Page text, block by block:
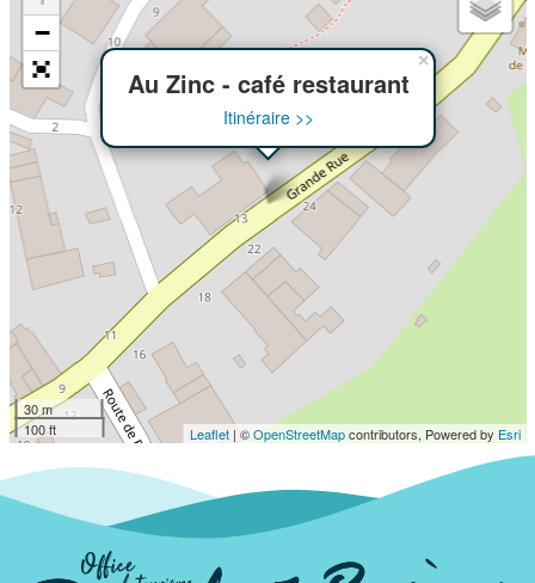
Au Zinc - café restaurant
Itinéraire >>
×
−
30 m
100 ft
Leaflet| ©OpenStreetMapcontributors, Powered by Esri